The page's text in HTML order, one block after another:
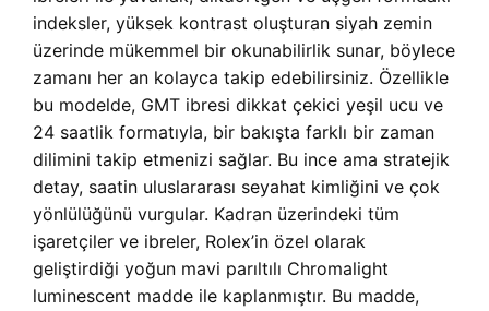
indeksler, yüksek kontrast oluşturan siyah zemin
üzerinde mükemmel bir okunabilirlik sunar, böylece
zamanı her an kolayca takip edebilirsiniz. Özellikle
bu modelde, GMT ibresi dikkat çekici yeşil ucu ve
24 saatlik formatıyla, bir bakışta farklı bir zaman
dilimini takip etmenizi sağlar. Bu ince ama stratejik
detay, saatin uluslararası seyahat kimliğini ve çok
yönlülüğünü vurgular. Kadran üzerindeki tüm
işaretçiler ve ibreler, Rolex’in özel olarak
geliştirdiği yoğun mavi parıltılı Chromalight
luminescent madde ile kaplanmıştır. Bu madde,